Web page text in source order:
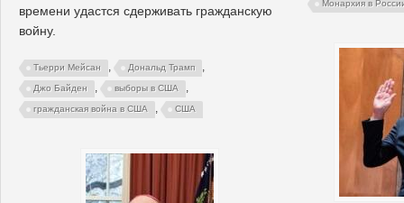
Монархия в
времени удастся сдерживать гражданскую
войну.
Тьерри Мейсан , Дональд Трамп ,
Джо Байден , выборы в США ,
гражданская война в США , США